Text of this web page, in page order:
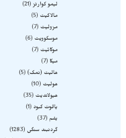
لیمو کوارتز 21
مالاکیت
5
مزولیت
7
موسکوویت
6
موکائیت
7
میکا
7
هالیت (نمک) 5
هولیت
10
هیولاندیت
35
یاقوت کبود
1
یشم
37
گردنبند سنگی
1283